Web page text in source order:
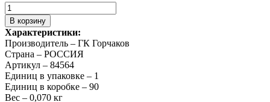
Количество
товара
Гирлянда
"С
Днем
Рождения!
Техника",
флуор
с
В корзину
Характеристики:
Производитель – ГК Горчаков
Страна – РОССИЯ
Артикул – 84564
Единиц в упаковке – 1
Единиц в коробке – 90
Вес – 0,070 кг